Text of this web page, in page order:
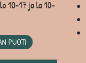
10-17 ja la 10-
PUOTI